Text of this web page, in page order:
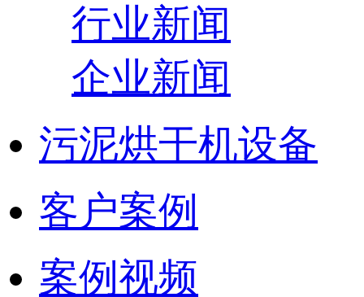
行业新闻
企业新闻
污泥烘干机设备
客户案例
案例视频